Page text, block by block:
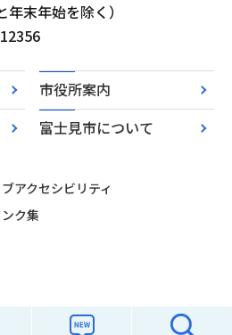
末年始を除く）
市役所案内
富士見市について
アクセシビリティ
ンク集